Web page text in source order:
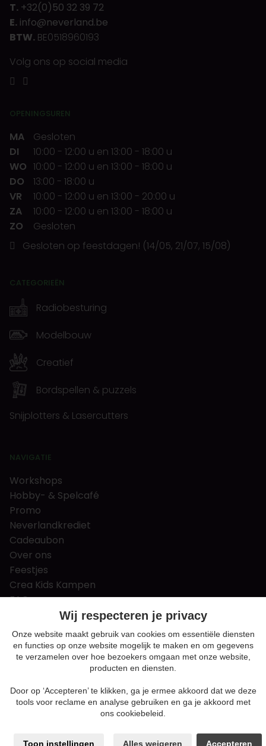
T. +32(0)50 32 39 72
E. info@neverland.be
BTW. BE0518960193
Volg ons op social media
OPENINGSUREN
MA
Gesloten
DI
10:00 - 12:00 u en 13:00 - 18:00 u
WO 10:00 - 12:00 u en 13:00 - 18:00 u
DO
13:00 - 18:00 u
VR
10:00 - 12:00 u en 13:00 - 20:00 u
ZA
10:00 - 12:00 u en 13:00 - 18:00 u
ZO
Gesloten
Gesloten op feestdagen! (14/05, 21/07, 15/08)
CATEGORIEËN
Radiobesturing
Modelbouw
Creatief
Bordspellen & puzzels
Snijplotters & Lasercutters
NAVIGATIE
Workshops
Hobby- & Spelcafé
Promo
Neverlandkrediet
Cadeaubon
Over ons
Feestjes
Crea Kids Kampen
FAQ
Tips & tricks
Contact
Nieuws & Vacatures
Algemene voorwaarden
Privacy en cookie policy
Sitemap
Wij respecteren je privacy
Onze website maakt gebruik van cookies om essentiële diensten
en functies op onze website mogelijk te maken en om gegevens
te verzamelen over hoe bezoekers omgaan met onze website,
producten en diensten.
Door op ‘Accepteren’ te klikken, ga je ermee akkoord dat we deze
tools voor reclame en analyse gebruiken en ga je akkoord met
ons cookiebeleid.
Toon instellingen Alles weigeren Accepteren